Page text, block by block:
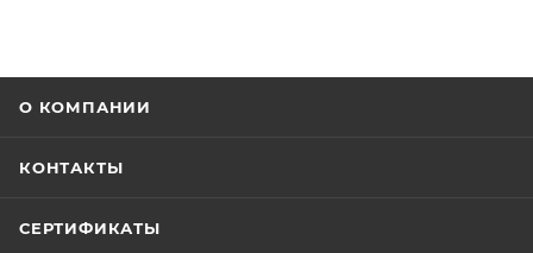
О КОМПАНИИ
КОНТАКТЫ
СЕРТИФИКАТЫ